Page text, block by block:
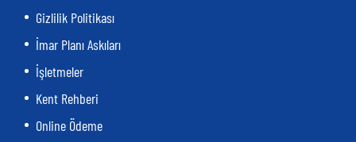
Gizlilik Politikası
İmar Planı Askıları
İşletmeler
Kent Rehberi
Online Ödeme